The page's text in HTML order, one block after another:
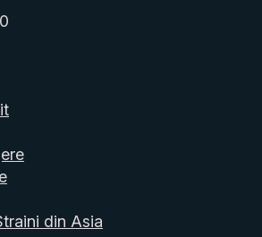
din Asia